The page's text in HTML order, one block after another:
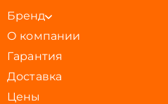
Бренд
О компании
Гарантия
Доставка
Цены